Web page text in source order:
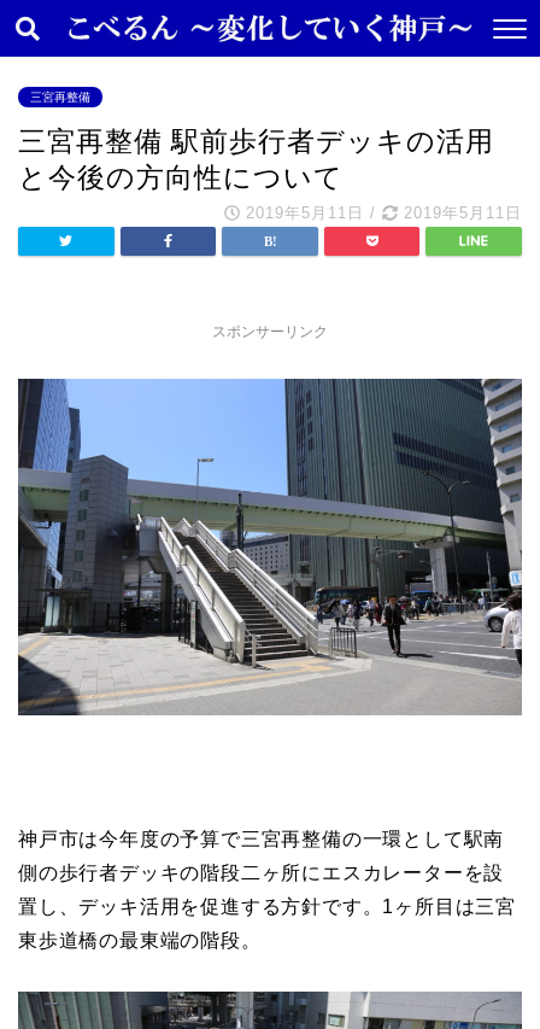
三宮再整備
三宮再整備 駅前歩行者デッキの活用
と今後の方向性について
2019年5月11日 / 2019年5月11日
スポンサーリンク
神戸市は今年度の予算で三宮再整備の一環として駅南
側の歩行者デッキの階段二ヶ所にエスカレーターを設
置し、デッキ活用を促進する方針です。1ヶ所目は三宮
東歩道橋の最東端の階段。